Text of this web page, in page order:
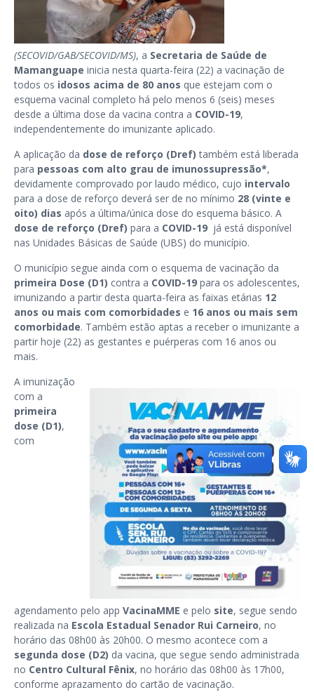
(SECOVID/GAB/SECOVID/MS), a Secretaria de Saúde de
Mamanguape inicia nesta quarta-feira (22) a vacinação de
todos os idosos acima de 80 anos que estejam com o
esquema vacinal completo há pelo menos 6 (seis) meses
desde a última dose da vacina contra a COVID-19,
independentemente do imunizante aplicado.
A aplicação da dose de reforço (Dref) também está liberada
para pessoas com alto grau de imunossupressão*,
devidamente comprovado por laudo médico, cujo intervalo
para a dose de reforço deverá ser de no mínimo 28 (vinte e
oito) dias após a última/única dose do esquema básico. A
dose de reforço (Dref) para a COVID-19 já está disponível
nas Unidades Básicas de Saúde (UBS) do município.
O município segue ainda com o esquema de vacinação da
primeira Dose (D1) contra a COVID-19 para os adolescentes,
imunizando a partir desta quarta-feira as faixas etárias 12
anos ou mais com comorbidades e 16 anos ou mais sem
comorbidade. Também estão aptas a receber o imunizante a
partir hoje (22) as gestantes e puérperas com 16 anos ou
mais.
A imunização
com a
primeira
dose (D1),
com
agendamento pelo app VacinaMME e pelo site, segue sendo
realizada na Escola Estadual Senador Rui Carneiro, no
horário das 08h00 às 20h00. O mesmo acontece com a
segunda dose (D2) da vacina, que segue sendo administrada
no Centro Cultural Fênix, no horário das 08h00 às 17h00,
conforme aprazamento do cartão de vacinação.